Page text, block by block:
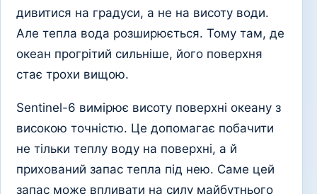
дивитися на градуси, а не на висоту води.
Але тепла вода розширюється. Тому там, де
океан прогрітий сильніше, його поверхня
стає трохи вищою.
Sentinel-6 вимірює висоту поверхні океану з
високою точністю. Це допомагає побачити
не тільки теплу воду на поверхні, а й
прихований запас тепла під нею. Саме цей
запас може впливати на силу майбутнього